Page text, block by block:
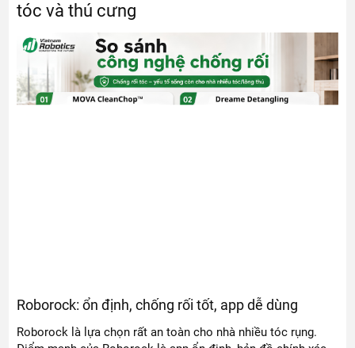
tóc và thú cưng
Roborock: ổn định, chống rối tốt, app dễ dùng
Roborock là lựa chọn rất an toàn cho nhà nhiều tóc rụng.